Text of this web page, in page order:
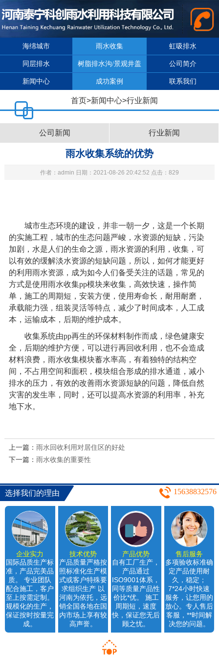
海绵城市 雨水收集 虹吸排水
同层排水 树脂排水沟/景观井盖 公司简介
新闻中心 成功案例 联系我们
首页>新闻中心>行业新闻
公司新闻 行业新闻
雨水收集系统的优势
作者：admin 日期：2021-08-26 20:42:52 点击：829
城市生态环境的建设，并非一朝一夕，这是一个长期
的实施工程，城市的生态问题严峻，水资源的短缺，污染
加剧，水是人们的生命之源，雨水资源的利用，收集，可
以有效的缓解淡水资源的短缺问题，所以，如何才能更好
的利用雨水资源，成为如今人们备受关注的话题，常见的
方式是使用雨水收集pp模块来收集，高效快速，操作简
单，施工的周期短，安装方便，使用寿命长，耐用耐磨，
承载能力强，组装灵活等特点，减少了时间成本，人工成
本，运输成本，后期的维护成本。
收集系统由pp再生的环保材料制作而成，绿色健康安
全，后期的维护方便，可以进行再回收利用，也不会造成
材料浪费，雨水收集模块蓄水率高，有着独特的结构空
间，不占用空间和面积，模块组合形成的排水通道，减小
排水的压力，有效的改善雨水资源短缺的问题，降低自然
灾害的发生率，同时，还可以提高水资源的利用率，补充
地下水。
上一篇： 雨水回收利用对居住区的好处
下一篇： 雨水收集的重要性
选择我们的理由 15638832576
企业实力
国际品质生产标
准，产品完美品
质。 专业团队
配合施工，客户
至上按需定制。
规模化的生产，
保证按时按量完
成。
技术优势
产品质量严格按
照标准化生产模
式或客户特殊要
求组织生产 以
河南为依托，远
销全国各地在国
内市场上享有较
高声誉。
产品优势
自有工厂生产，
产品通过
ISO9001体系，
同等质量产品性
价比*优。 施工
周期短，速度
快，保证您无后
顾之忧。
售后服务
多项验收标准确
定产品使用耐
久，稳定；
7*24小时快速
服务，让您用的
放心。专人售后
客服，**时间解
决您的问题。